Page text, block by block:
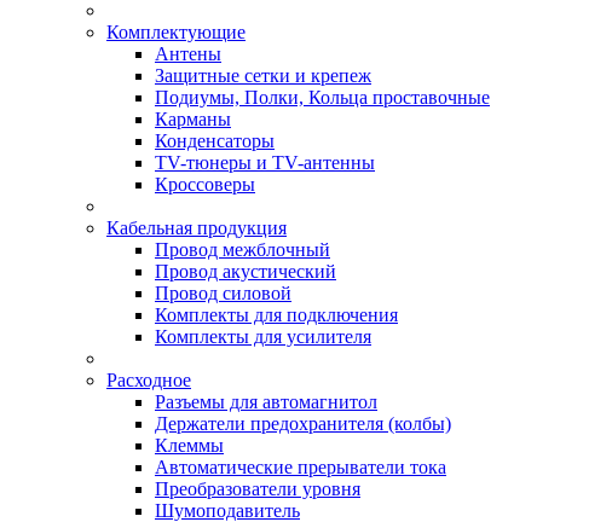
Комплектующие
Антены
Защитные сетки и крепеж
Подиумы, Полки, Кольца проставочные
Карманы
Конденсаторы
TV-тюнеры и TV-антенны
Кроссоверы
Кабельная продукция
Провод межблочный
Провод акустический
Провод силовой
Комплекты для подключения
Комплекты для усилителя
Расходное
Разъемы для автомагнитол
Держатели предохранителя (колбы)
Клеммы
Автоматические прерыватели тока
Преобразователи уровня
Шумоподавитель